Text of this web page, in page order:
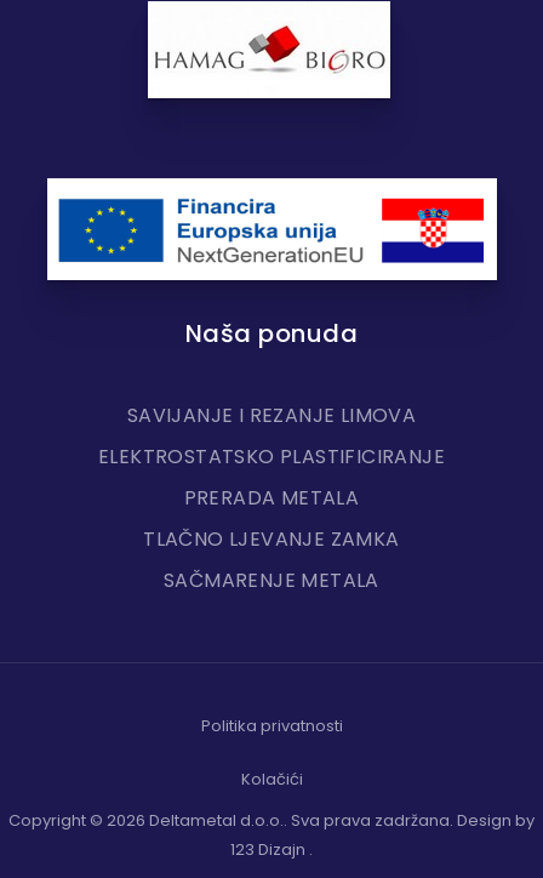
Naša ponuda
SAVIJANJE I REZANJE LIMOVA
ELEKTROSTATSKO PLASTIFICIRANJE
PRERADA METALA
TLAČNO LJEVANJE ZAMKA
SAČMARENJE METALA
Politika privatnosti
Kolačići
Copyright © 2026 Deltametal d.o.o.. Sva prava zadržana. Design by
123 Dizajn .